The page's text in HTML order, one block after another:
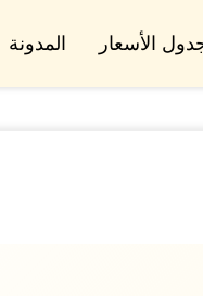
الأسعار المدونة